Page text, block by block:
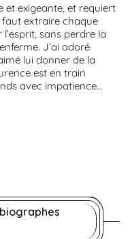
et exigeante, et requiert
faut extraire chaque
sans perdre la
J’ai adoré
lui donner de la
est en train
avec impatience…